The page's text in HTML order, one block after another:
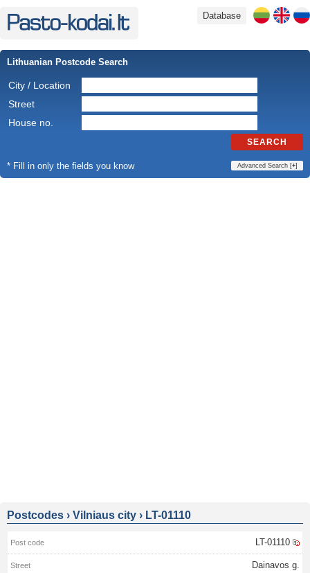
Database
Lithuanian Postcode Search
City / Location
Street
House no.
SEARCH
* Fill in only the fields you know Advanced Search [+]
Postcodes › Vilniaus city › LT-01110
LT-01110
Dainavos g.